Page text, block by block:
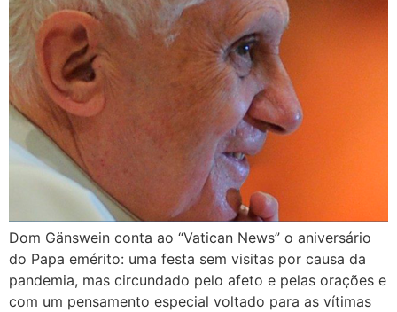
Dom Gänswein conta ao “Vatican News” o aniversário
do Papa emérito: uma festa sem visitas por causa da
pandemia, mas circundado pelo afeto e pelas orações e
com um pensamento especial voltado para as vítimas